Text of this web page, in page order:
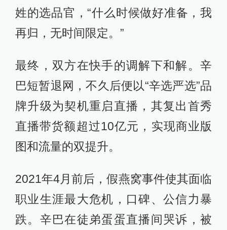
姓的选品官，“什么时候做好准备，我
再归，无时间限定。”
最终，双方在快手的调解下和解。辛
巴短暂退网，不久后便以“辛选严选”品
牌升级为契机重启直播，其复出首秀
直播带货额超过10亿元，实现商业版
图和流量的双提升。
2021年4月前后，假燕窝事件使其面临
职业生涯最大危机，口碑、公信力暴
跌。辛巴在徒弟蛋蛋直播间哭诉，被